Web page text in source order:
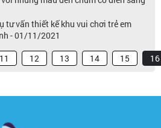
tư vấn thiết kế khu vui chơi trẻ em
- 01/11/2021
11 12 13 14 15 16